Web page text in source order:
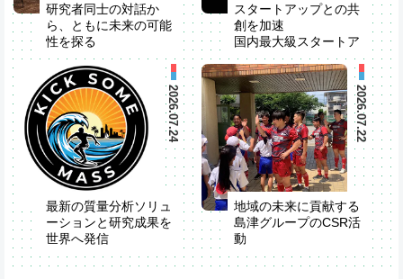
研究者同士の対話か
ら、ともに未来の可能
性を探る
米国でStrategic R&D
Partner Seminarを開
催
スタートアップとの共
創を加速
国内最大級スタートア
ップイベント
「IVS2026」が開催
最新の質量分析ソリュ
ーションと研究成果を
世界へ発信
第74回米国質量分析
学会（ASMS2026）
2026.07.24
地域の未来に貢献する
島津グループのCSR活
動
2026.07.22